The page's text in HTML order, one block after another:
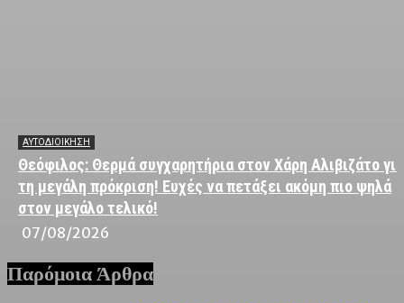
ΑΥΤΟΔΙΟΙΚΗΣΗ
Θεόφιλος: Θερμά συγχαρητήρια στον Χάρη Αλιβιζάτο για
τη μεγάλη πρόκριση! Ευχές να πετάξει ακόμη πιο ψηλά
στον μεγάλο τελικό!
07/08/2026
Παρόμοια Άρθρα